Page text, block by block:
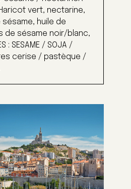
vert, nectarine,
huile de
de sésame noir/blanc,
: SESAME / SOJA /
cerise / pastèque /